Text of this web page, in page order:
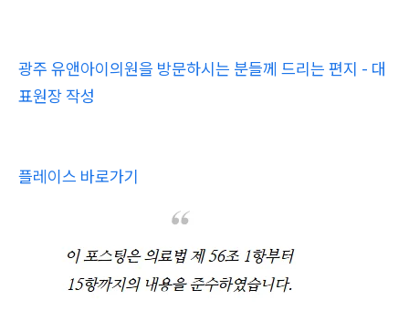
광주 유앤아이의원을 방문하시는 분들께 드리는 편지 - 대
표원장 작성
플레이스 바로가기